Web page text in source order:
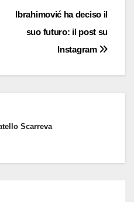
Ibrahimović ha deciso il
suo futuro: il post su
Instagram
Scarreva